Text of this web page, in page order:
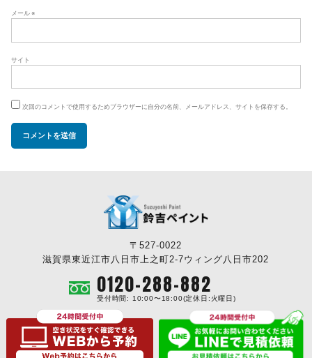
メール ※
サイト
次回のコメントで使用するためブラウザーに自分の名前、メールアドレス、サイトを保存する。
〒527-0022
滋賀県東近江市八日市上之町2-7ウィング八日市202
0120-288-882
受付時間: 10:00〜18:00(定休日:火曜日)